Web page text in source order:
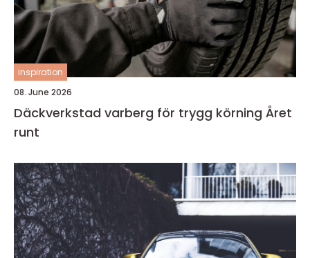
inspiration
08. June 2026
Däckverkstad varberg för trygg körning Året
runt